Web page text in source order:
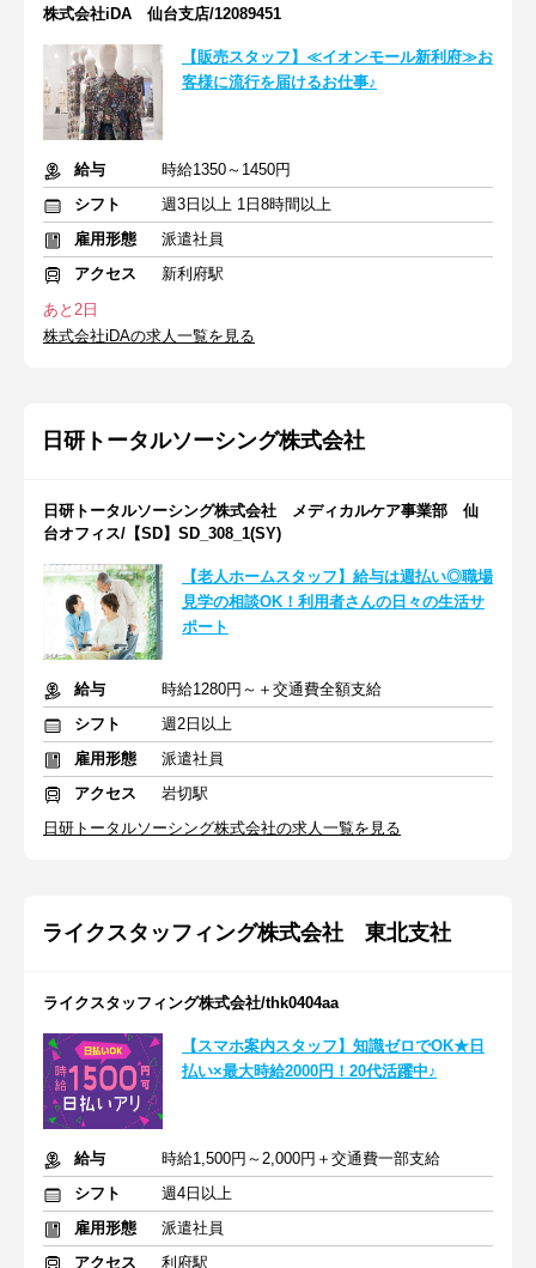
株式会社iDA 仙台支店/12089451
【販売スタッフ】≪イオンモール新利府≫お
客様に流行を届けるお仕事♪
給与
時給1350～1450円
シフト
週3日以上 1日8時間以上
雇用形態
派遣社員
アクセス
新利府駅
あと2日
株式会社iDAの求人一覧を見る
日研トータルソーシング株式会社
日研トータルソーシング株式会社 メディカルケア事業部 仙
台オフィス/【SD】SD_308_1(SY)
【老人ホームスタッフ】給与は週払い◎職場
見学の相談OK！利用者さんの日々の生活サ
ポート
給与
時給1280円～＋交通費全額支給
シフト
週2日以上
雇用形態
派遣社員
アクセス
岩切駅
日研トータルソーシング株式会社の求人一覧を見る
ライクスタッフィング株式会社 東北支社
ライクスタッフィング株式会社/thk0404aa
【スマホ案内スタッフ】知識ゼロでOK★日
払い×最大時給2000円！20代活躍中♪
給与
時給1,500円～2,000円＋交通費一部支給
シフト
週4日以上
雇用形態
派遣社員
アクセス
利府駅